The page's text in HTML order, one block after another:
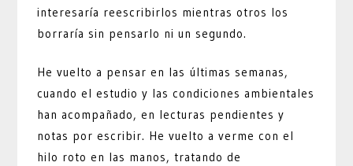
interesaría reescribirlos mientras otros los
borraría sin pensarlo ni un segundo.
He vuelto a pensar en las últimas semanas,
cuando el estudio y las condiciones ambientales
han acompañado, en lecturas pendientes y
notas por escribir. He vuelto a verme con el
hilo roto en las manos, tratando de